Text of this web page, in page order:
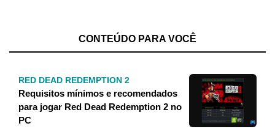
CONTEÚDO PARA VOCÊ
RED DEAD REDEMPTION 2
Requisitos mínimos e recomendados
para jogar Red Dead Redemption 2 no
PC